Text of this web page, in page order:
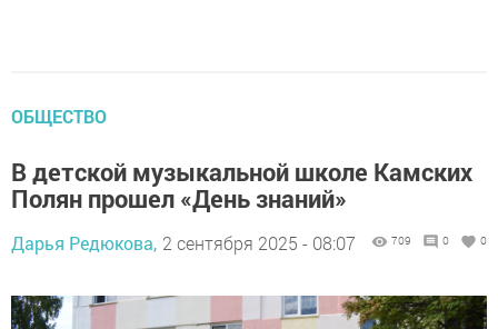
ОБЩЕСТВО
В детской музыкальной школе Камских
Полян прошел «День знаний»
Дарья Редюкова, 2 сентября 2025 - 08:07 709 0 0